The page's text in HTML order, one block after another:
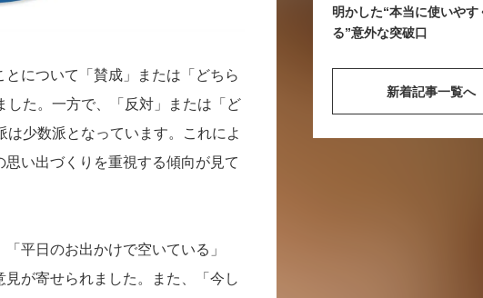
について「賛成」または「どちら
した。一方で、「反対」または「ど
少数派となっています。これによ
い出づくりを重視する傾向が見て
平日のお出かけで空いている」
見が寄せられました。また、「今し
明かした“本当に使いやす
る”意外な突破口
新着記事一覧へ